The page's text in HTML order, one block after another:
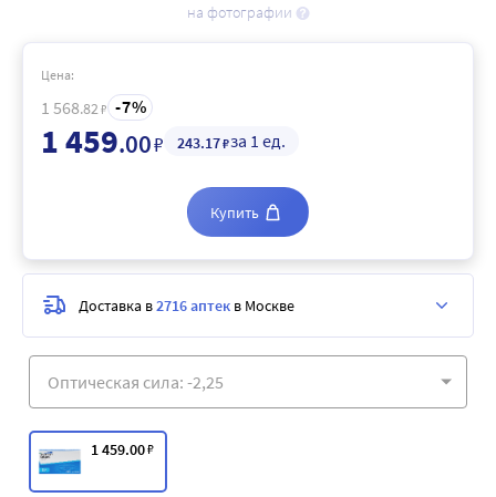
на фотографии
1 459.00₽
Цена:
1 568.82 ₽ 7
1 459.00₽ 243.17₽за 1 ед.
Купить
Доставка в2716 аптек в Москве